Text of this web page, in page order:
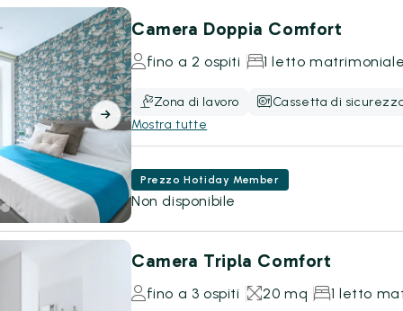
Camera Doppia Comfort
fino a 2 ospiti 1 letto
Zona di lavoro Cassetta di
Mostra tutte
Prezzo Hotiday Member
Non disponibile
Camera Tripla Comfort
fino a 3 ospiti 20 mq 1 letto